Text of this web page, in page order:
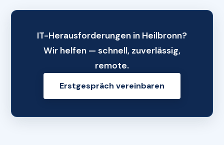
IT-Herausforderungen in Heilbronn?
Wir helfen — schnell, zuverlässig,
remote.
Erstgespräch vereinbaren